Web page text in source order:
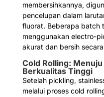
membersihkannya,
pencelupan dalam
fluorat. Beberapa batch
menggunakan electro-
akurat dan bersih
Cold Rolling:
Berkualitas Tinggi
Setelah pickling,
melalui proses cold